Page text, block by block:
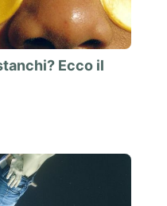
Ecco il